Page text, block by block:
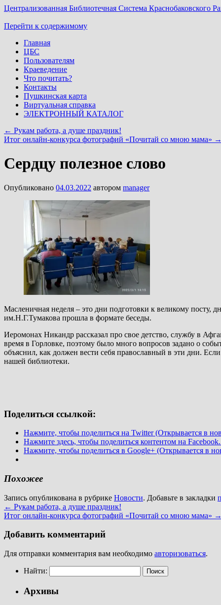
Централизованная Библиотечная Система Краснобаковского
Перейти к содержимому
Главная
ЦБС
Пользователям
Краеведение
Что почитать?
Контакты
Пушкинская карта
Виртуальная справка
ЭЛЕКТРОННЫЙ КАТАЛОГ
← Рукам работа, а душе праздник!
Итог онлайн-конкурса фотографий «Почитай со мною мама»
Сердцу полезное слово
Опубликовано 04.03.2022 автором manager
Масленичная неделя – это дни подготовки к великому посту,
им.Н.Г.Тумакова прошла в формате беседы.
Иеромонах Никандр рассказал про свое детство, службу в
время в Горловке, поэтому было много вопросов задано о
объяснил, как должен вести себя православный в эти дни.
нашей библиотеки.
Поделиться ссылкой:
Нажмите, чтобы поделиться на Twitter (Открывается в
Нажмите здесь, чтобы поделиться контентом на
Нажмите, чтобы поделиться в Google+ (Открывается в
Похожее
Запись опубликована в рубрике Новости. Добавьте в закладки
← Рукам работа, а душе праздник!
Итог онлайн-конкурса фотографий «Почитай со мною мама»
Добавить комментарий
Для отправки комментария вам необходимо авторизоваться.
Найти:
Архивы